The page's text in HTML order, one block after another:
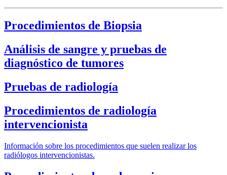
Procedimientos de Biopsia
Análisis de sangre y pruebas de
diagnóstico de tumores
Pruebas de radiología
Procedimientos de radiología
intervencionista
Información sobre los procedimientos que suelen realizar los
radiólogos intervencionistas.